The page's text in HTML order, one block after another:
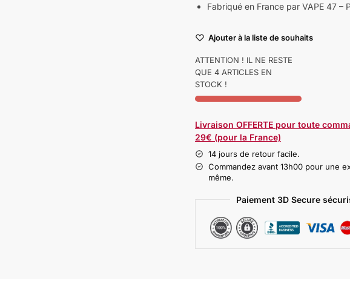
Fabriqué en France par VAPE 47 –
Ajouter à la liste de souhaits
ATTENTION ! IL NE RESTE
QUE 4 ARTICLES EN
STOCK !
Livraison OFFERTE pour toute
29€ (pour la France)
14 jours de retour facile.
Commandez avant 13h00 pour une
même.
Paiement 3D Secure